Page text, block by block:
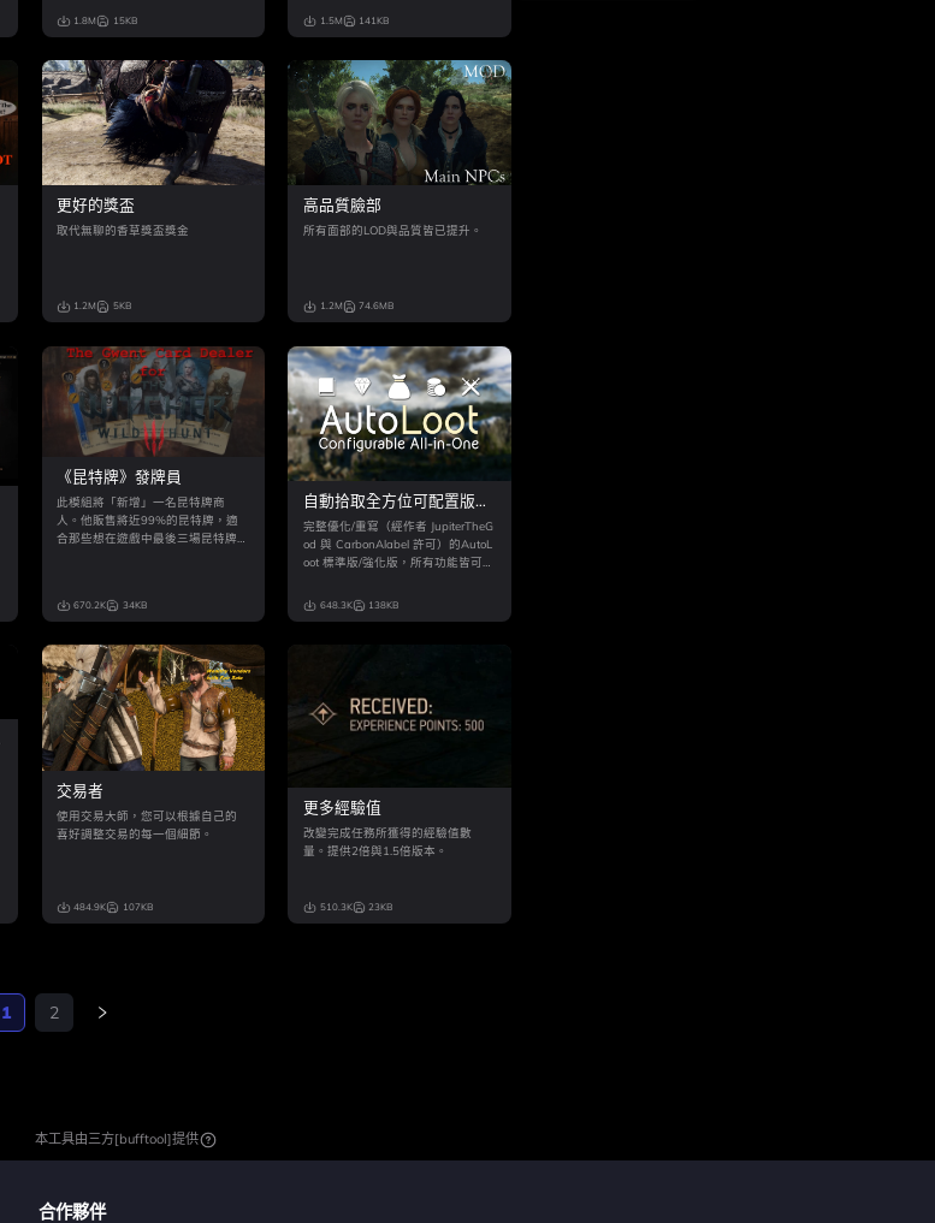
驗值1.8M 15KB 1.5M 141KB
更好的獎盃
取代無聊的香草獎盃獎金
1.2M 5KB
高品質臉部
所有面部的LOD與品質皆已提升。
1.2M 74.6MB
《昆特牌》發牌員
此模組將「新增」一名昆特牌商
人。他販售將近99%的昆特牌，適
合那些想在遊戲中最後三場昆特牌
家。670.2K 34KB
自動拾取全方位可配置版
（1.30-1.31）
完整優化/重寫（經作者 JupiterTheG
od 與 CarbonAlabel 許可）的AutoL
oot 標準版/強化版，所有功能皆可透
時實裝全新的「真·自動拾取
648.3K 138KB
交易者
使用交易大師，您可以根據自己的
喜好調整交易的每一個細節。
484.9K 107KB
更多經驗值
改變完成任務所獲得的經驗值數
量。提供2倍與1.5倍版本。
510.3K 23KB
1 2
本工具由三方[bufftool]提供
合作夥伴